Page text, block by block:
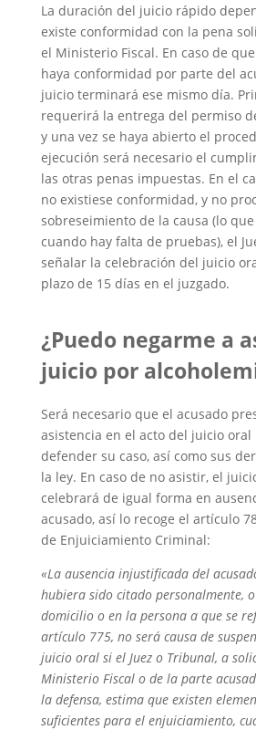
La duración del juicio rápido
existe conformidad con la pena
el Ministerio Fiscal. En caso de
haya conformidad por parte del
juicio terminará ese mismo día.
requerirá la entrega del permiso
y una vez se haya abierto el
ejecución será necesario el
las otras penas impuestas. En el
no existiese conformidad, y no
sobreseimiento de la causa (lo
cuando hay falta de pruebas), el
señalar la celebración del juicio
plazo de 15 días en el juzgado.
¿Puedo negarme a
juicio por
Será necesario que el acusado
asistencia en el acto del juicio
defender su caso, así como sus
la ley. En caso de no asistir, el
celebrará de igual forma en
acusado, así lo recoge el artículo
de Enjuiciamiento Criminal:
«La ausencia injustificada del
hubiera sido citado personalmente,
domicilio o en la persona a que se
artículo 775, no será causa de
juicio oral si el Juez o Tribunal, a
Ministerio Fiscal o de la parte
la defensa, estima que existen
suficientes para el enjuiciamiento,